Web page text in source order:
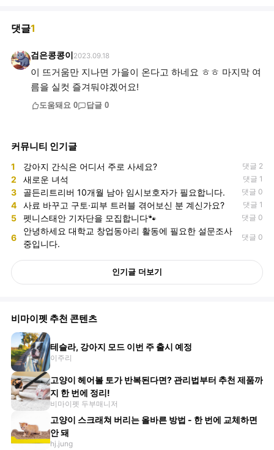
댓글1
검은콩콩이 2023.09.18
이 뜨거움만 지나면 가을이 온다고 하네요 ㅎㅎ 마지막 여
름을 실컷 즐겨둬야겠어요!
도움돼요 0 답글 0
커뮤니티 인기글
1 강아지 간식은 어디서 주로 사세요? 댓글 2
2 새로운 녀석 댓글 1
3 골든리트리버 10개월 남아 임시보호자가 필요합니다. 댓글 0
4 사료 바꾸고 구토·피부 트러블 겪어보신 분 계신가요? 댓글 1
5 펫니스태안 기자단을 모집합니다🐾 댓글 0
6
안녕하세요 대학교 창업동아리 활동에 필요한 설문조사
중입니다.
댓글 0
인기글 더보기
비마이펫 추천 콘텐츠
테슬라, 강아지 모드 이번 주 출시 예정
이주리
고양이 헤어볼 토가 반복된다면? 관리법부터 추천 제품까
지 한 번에 정리!
비마이펫 두부매니저
고양이 스크래쳐 버리는 올바른 방법 - 한 번에 교체하면
안 돼
hj.jung